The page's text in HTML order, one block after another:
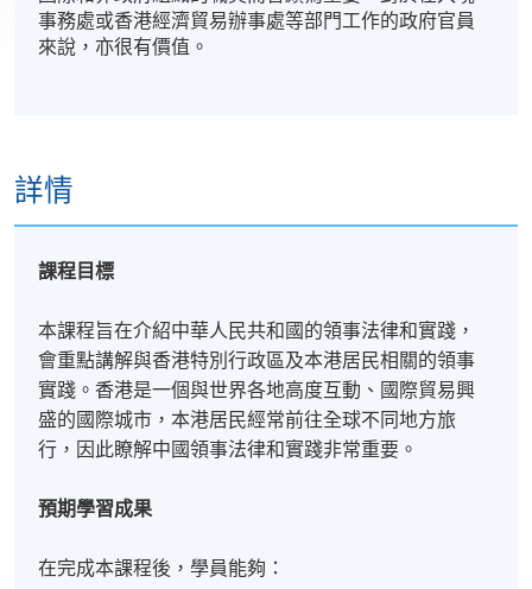
事務處或香港經濟貿易辦事處等部門工作的政府官員
來說，亦很有價值。
詳情
課程目標
本課程旨在介紹中華人民共和國的領事法律和實踐，
會重點講解與香港特別行政區及本港居民相關的領事
實踐。香港是一個與世界各地高度互動、國際貿易興
盛的國際城市，本港居民經常前往全球不同地方旅
行，因此瞭解中國領事法律和實踐非常重要。
預期學習成果
在完成本課程後，學員能夠：